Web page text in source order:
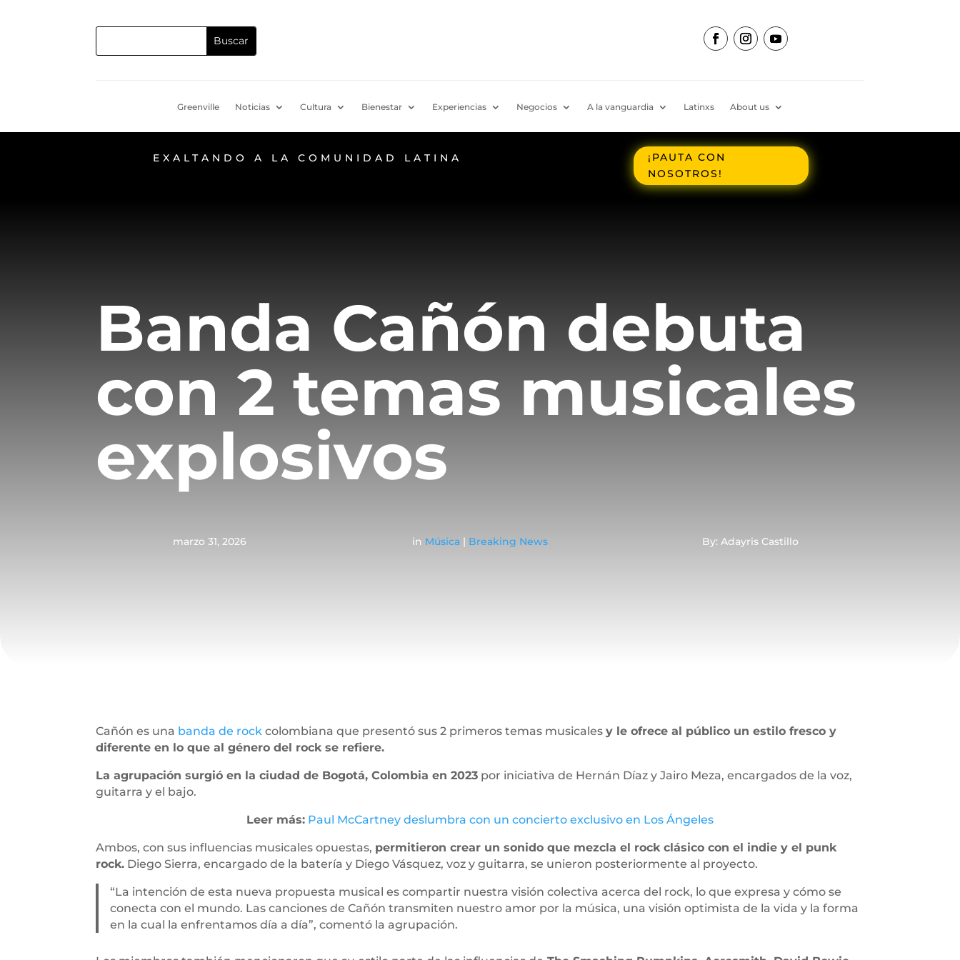
Greenville Noticias Cultura Bienestar Experiencias Negocios A la vanguardia Latinxs About us
EXALTANDO A LA COMUNIDAD LATINA
¡PAUTA CON
NOSOTROS!
Banda Cañón debuta
con 2 temas musicales
explosivos
marzo 31, 2026 in Música | Breaking News By: Adayris Castillo
Cañón es una banda de rock colombiana que presentó sus 2 primeros temas musicalesy le ofrece al público un estilo fresco y
diferente en lo que al género del rock se refiere.
La agrupación surgió en la ciudad de Bogotá, Colombia en 2023 por iniciativa de Hernán Díaz y Jairo Meza, encargados de la voz,
guitarra y el bajo.
Leer más: Paul McCartney deslumbra con un concierto exclusivo en Los Ángeles
Ambos, con sus influencias musicales opuestas, permitieron crear un sonido que mezcla el rock clásico con el indie y el punk
rock. Diego Sierra, encargado de la batería y Diego Vásquez, voz y guitarra, se unieron posteriormente al proyecto.
“La intención de esta nueva propuesta musical es compartir nuestra visión colectiva acerca del rock, lo que expresa y cómo se
conecta con el mundo. Las canciones de Cañón transmiten nuestro amor por la música, una visión optimista de la vida y la forma
en la cual la enfrentamos día a día”, comentó la agrupación.